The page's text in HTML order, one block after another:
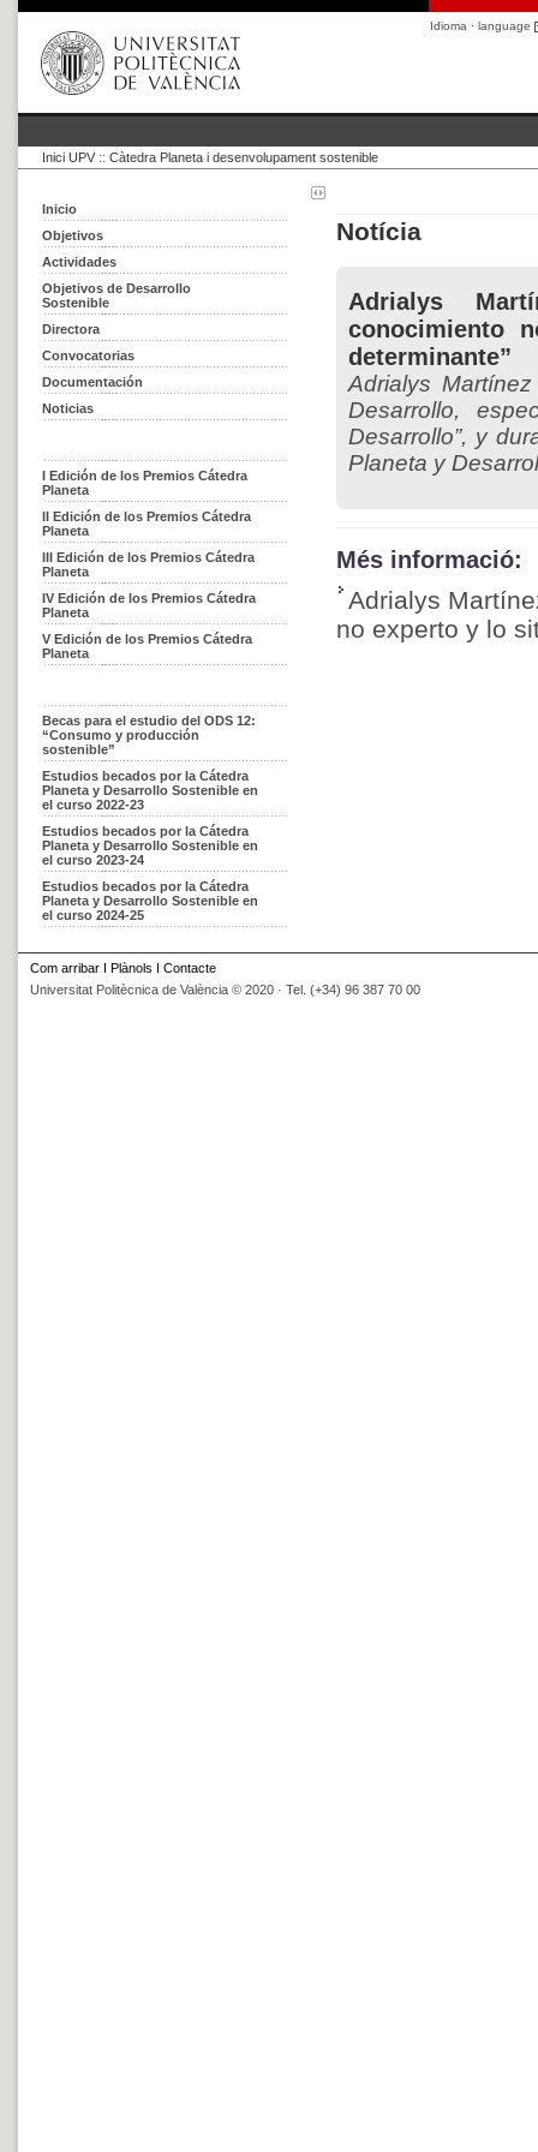
Idioma · language
Inici UPV :: Càtedra Planeta i desenvolupament sostenible
Inicio
Objetivos
Actividades
Objetivos de Desarrollo
Sostenible
Directora
Convocatorias
Documentación
Noticias
I Edición de los Premios Cátedra
Planeta
II Edición de los Premios Cátedra
Planeta
III Edición de los Premios Cátedra
Planeta
IV Edición de los Premios Cátedra
Planeta
V Edición de los Premios Cátedra
Planeta
Becas para el estudio del ODS 12:
“Consumo y producción
sostenible”
Estudios becados por la Cátedra
Planeta y Desarrollo Sostenible en
el curso 2022-23
Estudios becados por la Cátedra
Planeta y Desarrollo Sostenible en
el curso 2023-24
Estudios becados por la Cátedra
Planeta y Desarrollo Sostenible en
el curso 2024-25
Notícia
Adrialys
conocimiento
determinante”
Adrialys
Desarrollo,
Desarrollo”, y
Planeta y
Més informació:
Adrialys
no experto y lo
Com arribar I Plànols I Contacte
Universitat Politècnica de València © 2020 · Tel. (+34) 96 387 70 00